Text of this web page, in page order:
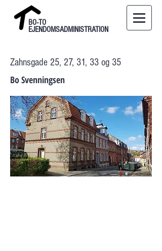
BO-TO
EJENDOMSADMINISTRATION
Zahnsgade 25, 27, 31, 33 og 35
Bo Svenningsen